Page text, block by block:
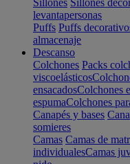
Sillones Sillones
levantapersonas
Puffs Puffs
almacenaje
Descanso
Colchones Packs
viscoelásticos
ensacadosColchones
espumaColchones
Canapés y bases
somieres
Camas Camas de
individualesCamas